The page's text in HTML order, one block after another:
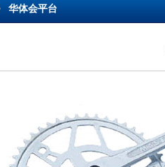
华体会平台